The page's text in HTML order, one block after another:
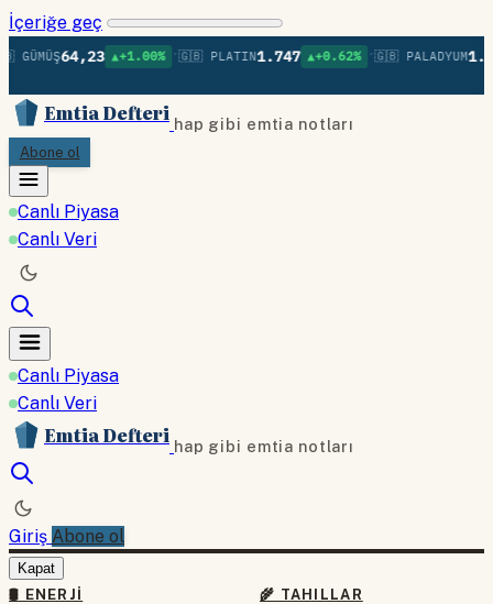
İçeriğe geç
64,23 ▲+1.00% •🇬🇧 PLATIN1.747 ▲+0.62% •🇬🇧 PALADYUM
Emtia Defteri hap gibi emtia notları
Abone ol
Canlı Piyasa
Canlı Veri
Canlı Piyasa
Canlı Veri
Emtia Defteri hap gibi emtia notları
Giriş Abone ol
Kapat
🛢 ENERJI
🌾 TAHILLAR